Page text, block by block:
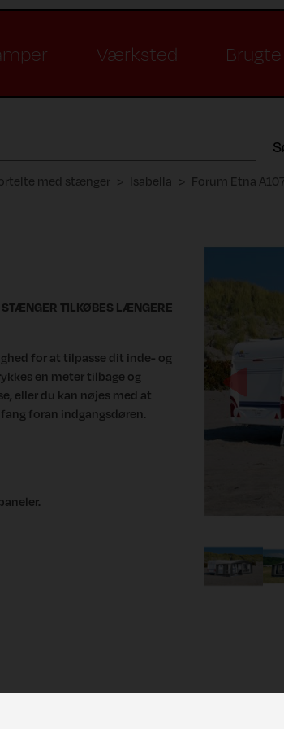
Værksted
med stænger Isabella Forum Etna
TILKØBES LÆNGERE
for at tilpasse dit inde- og
en meter tilbage og
eller du kan nøjes med at
foran indgangsdøren.